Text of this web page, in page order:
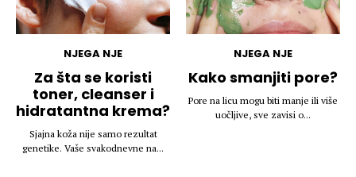
NJEGA NJE
Za šta se koristi
toner, cleanser i
hidratantna krema?
Sjajna koža nije samo rezultat
genetike. Vaše svakodnevne na...
NJEGA NJE
Kako smanjiti pore?
Pore na licu mogu biti manje ili više
uočljive, sve zavisi o...